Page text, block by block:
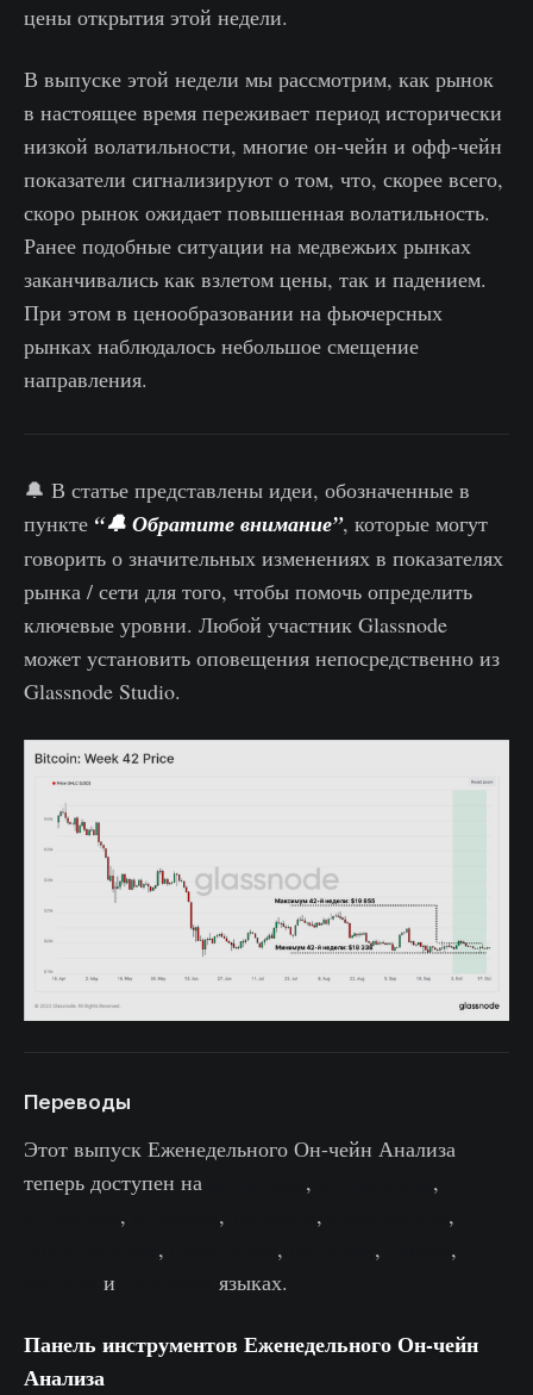
цены открытия этой недели.
В выпуске этой недели мы рассмотрим, как рынок
в настоящее время переживает период исторически
низкой волатильности, многие он-чейн и офф-чейн
показатели сигнализируют о том, что, скорее всего,
скоро рынок ожидает повышенная волатильность.
Ранее подобные ситуации на медвежьих рынках
заканчивались как взлетом цены, так и падением.
При этом в ценообразовании на фьючерсных
рынках наблюдалось небольшое смещение
направления.
🔔 В статье представлены идеи, обозначенные в
пункте “🔔 Обратите внимание”, которые могут
говорить о значительных изменениях в показателях
рынка / сети для того, чтобы помочь определить
ключевые уровни. Любой участник Glassnode
может установить оповещения непосредственно из
Glassnode Studio.
Переводы
Этот выпуск Еженедельного Он-чейн Анализа
теперь доступен на
,
,
, , ,
,
, , ,
,
и языках.
Панель инструментов Еженедельного Он-чейн
Анализа